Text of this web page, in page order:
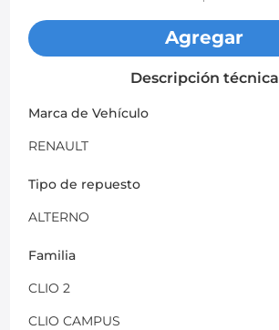
Agregar
Descripción técnica
Marca de Vehículo
RENAULT
Tipo de repuesto
ALTERNO
Familia
CLIO 2
CLIO CAMPUS